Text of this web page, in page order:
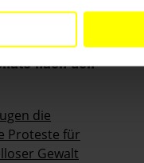
nach den
die
Proteste für
Gewalt